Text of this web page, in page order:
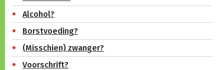
Alcohol?
Borstvoeding?
(Misschien) zwanger?
Voorschrift?